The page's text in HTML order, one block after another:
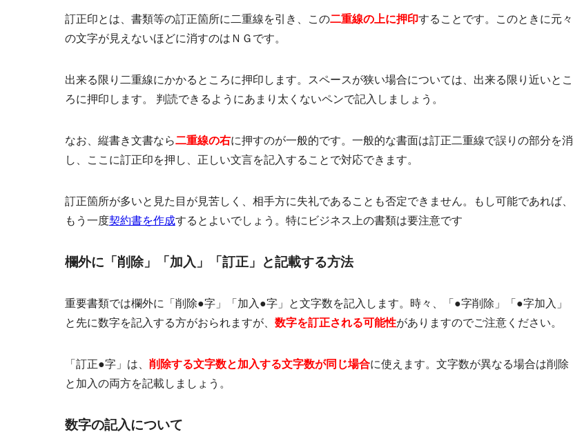
訂正印とは、書類等の訂正箇所に二重線を引き、この二重線の上に押印することです。このときに元々
の文字が見えないほどに消すのはＮＧです。
出来る限り二重線にかかるところに押印します。スペースが狭い場合については、出来る限り近いとこ
ろに押印します。 判読できるようにあまり太くないペンで記入しましょう。
なお、縦書き文書なら二重線の右に押すのが一般的です。一般的な書面は訂正二重線で誤りの部分を消
し、ここに訂正印を押し、正しい文言を記入することで対応できます。
訂正箇所が多いと見た目が見苦しく、相手方に失礼であることも否定できません。もし可能であれば、
もう一度契約書を作成するとよいでしょう。特にビジネス上の書類は要注意です
欄外に「削除」「加入」「訂正」と記載する方法
重要書類では欄外に「削除●字」「加入●字」と文字数を記入します。時々、「●字削除」「●字加入」
と先に数字を記入する方がおられますが、 数字を訂正される可能性がありますのでご注意ください。
「訂正●字」は、 削除する文字数と加入する文字数が同じ場合に使えます。文字数が異なる場合は削除
と加入の両方を記載しましょう。
数字の記入について